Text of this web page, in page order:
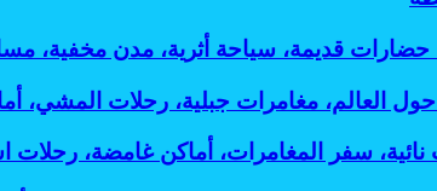
حضارات قديمة، سياحة أثرية، مدن
حول العالم، مغامرات جبلية، رحلات
نائية، سفر المغامرات، أماكن غامضة،